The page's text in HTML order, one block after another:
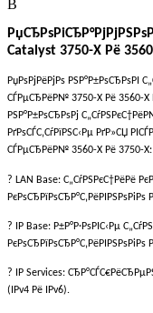
В
Catalyst 3750-X Рё
РџРѕРјРёРјРѕ РЅР°Р±РѕСЂРѕРІ
СЃРµСЂРёР№ 3750-X Рё 3560-X
РЅР°Р±РѕСЂРѕРј
РґРѕСЃС‚СѓРїРЅС‹Рµ РґР»СЏ
СЃРµСЂРёР№ 3560-X Рё 3750-X:
? LAN Base: С„СѓРЅРєС†РёРё
РєРѕСЂРїРѕСЂР°С‚РёРІРЅРѕРіРѕ
? IP Base: Р±Р°Р·РѕРІС‹Рµ
РєРѕСЂРїРѕСЂР°С‚РёРІРЅРѕРіРѕ
? IP Services:
(IPv4 Рё IPv6).